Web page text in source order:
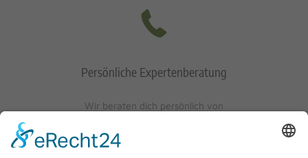
Persönliche Expertenberatung
Wir beraten dich persönlich von
0621/405401-10